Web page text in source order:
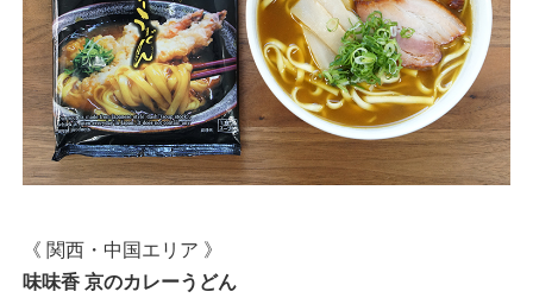
《 関西・中国エリア 》
味味香 京のカレーうどん